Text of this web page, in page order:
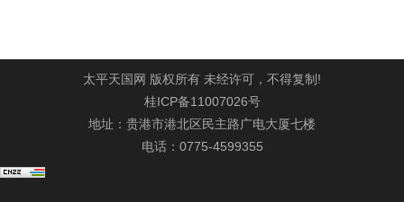
太平天国网 版权所有 未经许可，不得复制!
桂ICP备11007026号
地址：贵港市港北区民主路广电大厦七楼
电话：0775-4599355